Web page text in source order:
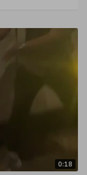
0:18